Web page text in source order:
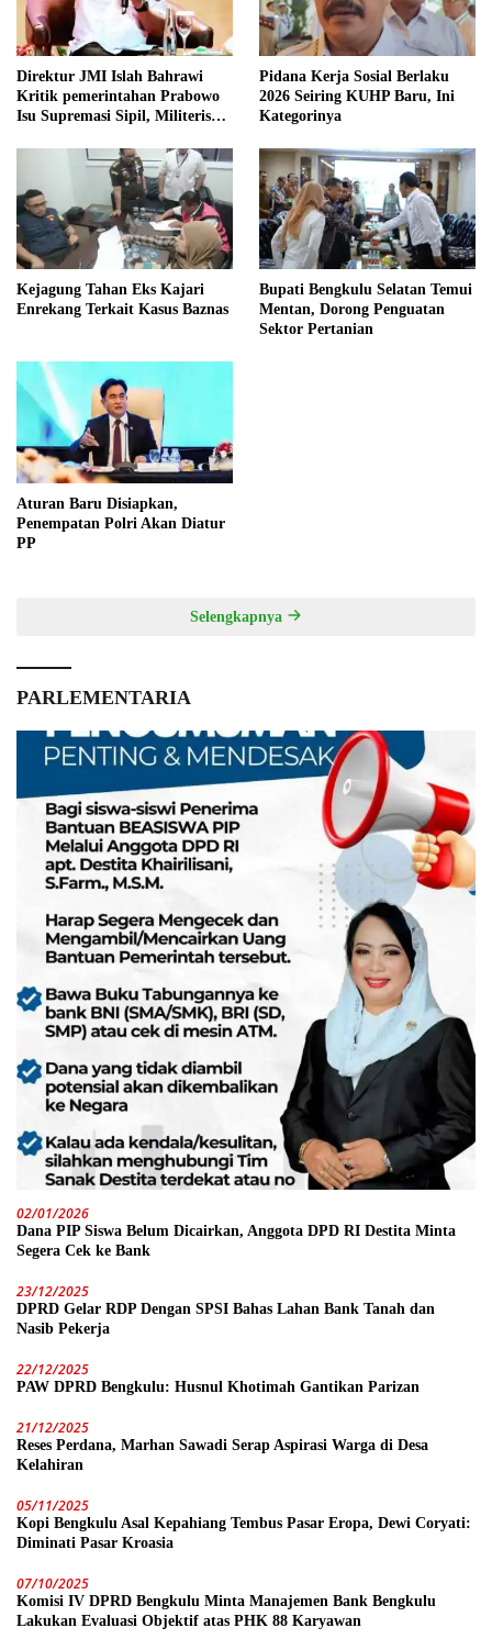
Direktur JMI Islah Bahrawi
Kritik pemerintahan Prabowo
Isu Supremasi Sipil, Militerisasi,
Pidana Kerja Sosial Berlaku
2026 Seiring KUHP Baru, Ini
Kategorinya
Kejagung Tahan Eks Kajari
Enrekang Terkait Kasus Baznas
Bupati Bengkulu Selatan Temui
Mentan, Dorong Penguatan
Sektor Pertanian
Aturan Baru Disiapkan,
Penempatan Polri Akan Diatur
PP
Selengkapnya
PARLEMENTARIA
02/01/2026
Dana PIP Siswa Belum Dicairkan, Anggota DPD RI Destita Minta
Segera Cek ke Bank
23/12/2025
DPRD Gelar RDP Dengan SPSI Bahas Lahan Bank Tanah dan
Nasib Pekerja
22/12/2025
PAW DPRD Bengkulu: Husnul Khotimah Gantikan Parizan
21/12/2025
Reses Perdana, Marhan Sawadi Serap Aspirasi Warga di Desa
Kelahiran
05/11/2025
Kopi Bengkulu Asal Kepahiang Tembus Pasar Eropa, Dewi Coryati:
Diminati Pasar Kroasia
07/10/2025
Komisi IV DPRD Bengkulu Minta Manajemen Bank Bengkulu
Lakukan Evaluasi Objektif atas PHK 88 Karyawan